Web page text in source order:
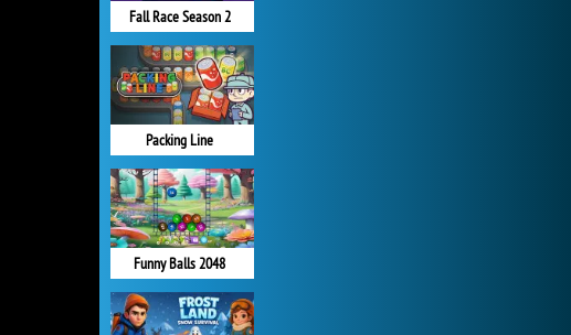
Fall Race Season 2
Packing Line
Funny Balls 2048